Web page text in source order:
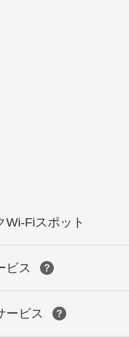
Wi-Fiスポット
ビス
ービス